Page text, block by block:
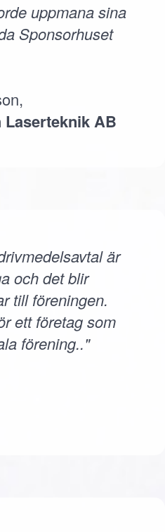
uppmana sina
Sponsorhuset
Laserteknik AB
är
och det blir
till föreningen.
ett företag som
förening.."